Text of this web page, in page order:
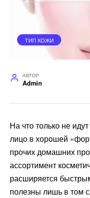
ТИП КОЖИ
АВТОР
Admin
На что только не
лицо в хорошей
прочих домашних
ассортимент
расширяется
полезны лишь в том